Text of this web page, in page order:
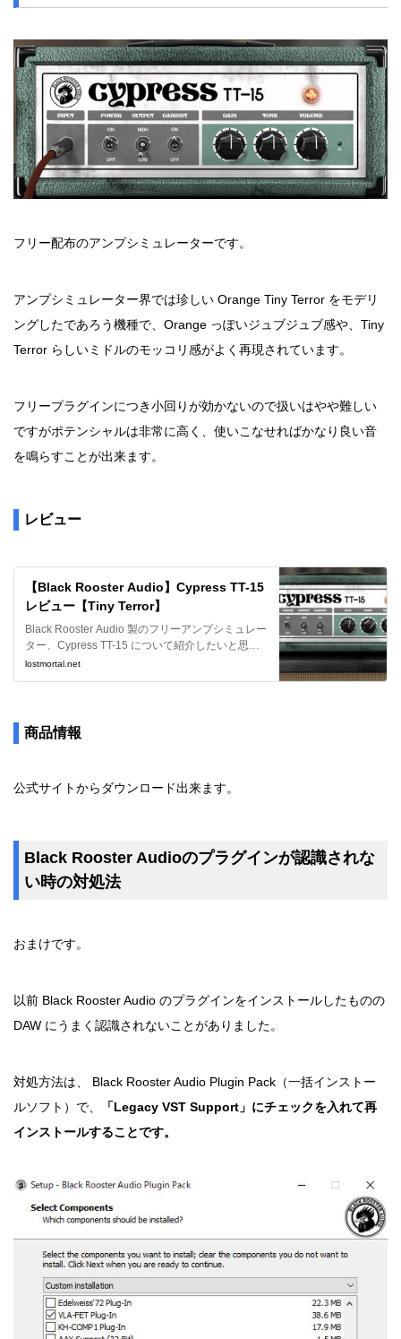
フリー配布のアンプシミュレーターです。
アンプシミュレーター界では珍しい Orange Tiny Terror をモデリ
ングしたであろう機種で、Orange っぽいジュブジュブ感や、Tiny
Terror らしいミドルのモッコリ感がよく再現されています。
フリープラグインにつき小回りが効かないので扱いはやや難しい
ですがポテンシャルは非常に高く、使いこなせればかなり良い音
を鳴らすことが出来ます。
レビュー
【Black Rooster Audio】Cypress TT-15
レビュー【Tiny Terror】
Black Rooster Audio 製のフリーアンプシミュレー
ター、Cypress TT-15 について紹介したいと思い
ます。当サイトでは予てよりおすすめとして名前
lostmortal.net
商品情報
公式サイトからダウンロード出来ます。
Black Rooster Audioのプラグインが認識されな
い時の対処法
おまけです。
以前 Black Rooster Audio のプラグインをインストールしたものの
DAW にうまく認識されないことがありました。
対処方法は、 Black Rooster Audio Plugin Pack（一括インストー
ルソフト）で、
「Legacy VST Support」にチェックを入れて再
インストールすることです。